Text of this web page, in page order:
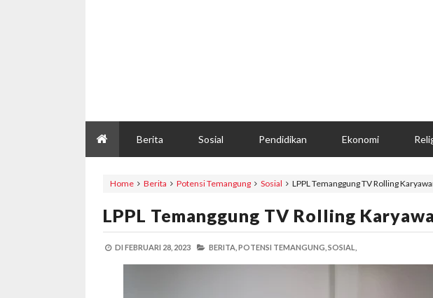
Berita Sosial Pendidikan Ekonomi
Home Berita Potensi Temangung Sosial LPPL Temanggung TV Rolling
LPPL Temanggung TV Rolling
DI FEBRUARI 28, 2023 BERITA, POTENSI TEMANGUNG, SOSIAL,